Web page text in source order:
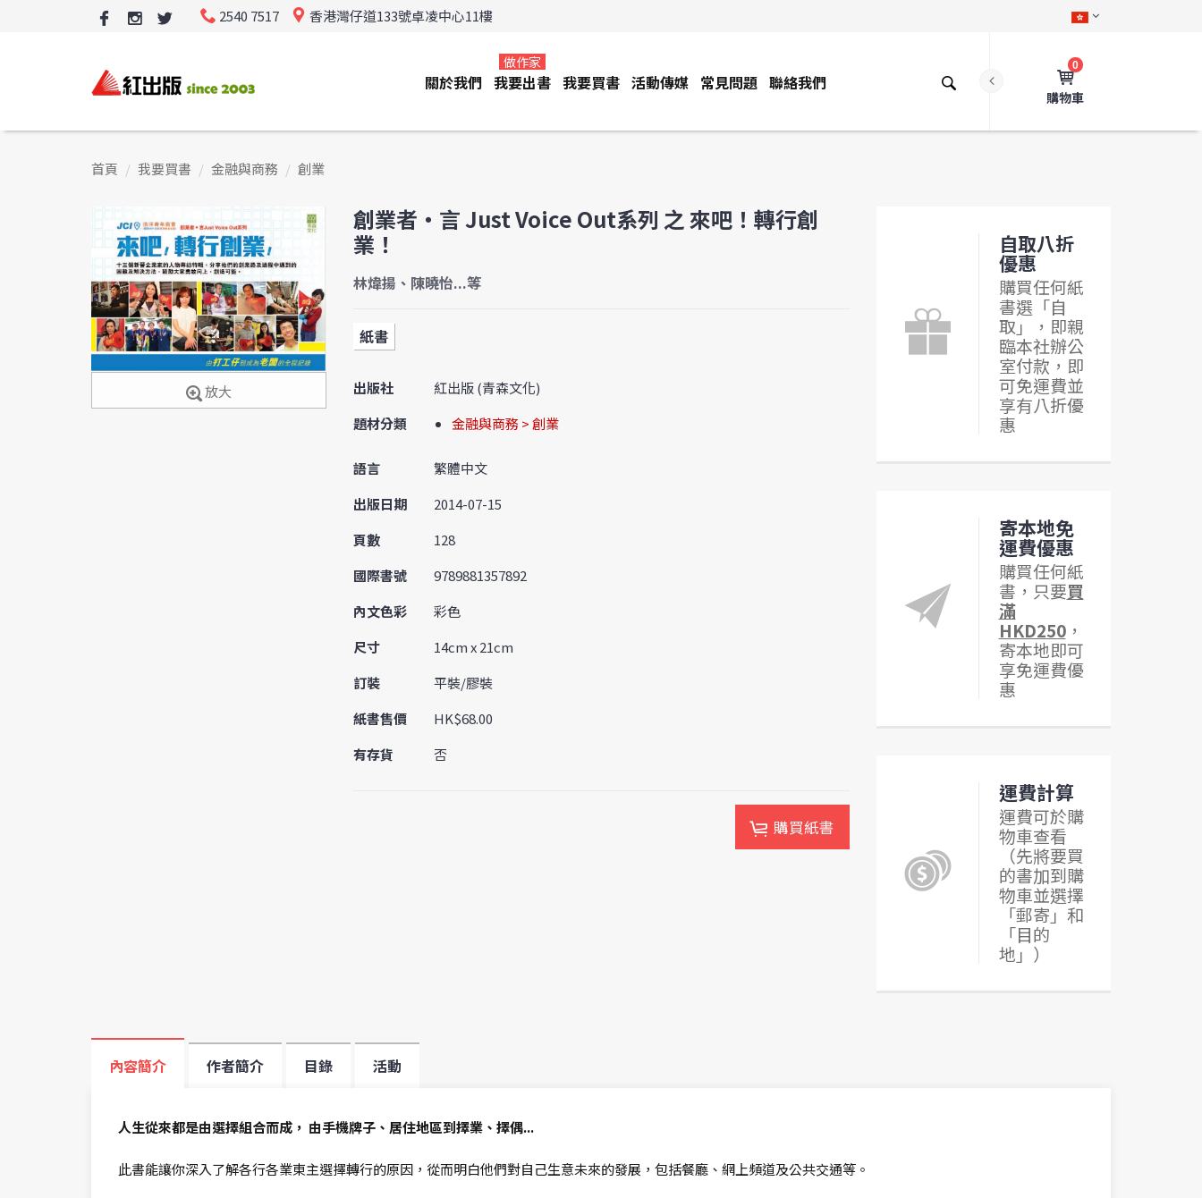
2540 7517 香港灣仔道133號卓凌中心11樓
0
購物車
關於我們 我要出書
做作家
我要買書 活動傳媒 常見問題 聯絡我們
首頁 我要買書 金融與商務 創業
放大
創業者‧言 Just Voice Out系列 之 來吧！轉行創
業！
林煒揚、陳曉怡...等
紙書
出版社
紅出版 (青森文化)
題材分類
金融與商務 > 創業
語言
繁體中文
出版日期
2014-07-15
頁數
128
國際書號
9789881357892
內文色彩
彩色
尺寸
14cm x 21cm
訂裝
平裝/膠裝
紙書售價
HK$68.00
有存貨
否
購買紙書
自取八折
優惠
購買任何紙
書選「自
取」，即親
臨本社辦公
室付款，即
可免運費並
享有八折優
惠
寄本地免
運費優惠
購買任何紙
書，只要買
滿
HKD250，
寄本地即可
享免運費優
惠
運費計算
運費可於購
物車查看
（先將要買
的書加到購
物車並選擇
「郵寄」和
「目的
地」）
內容簡介 作者簡介 目錄 活動
人生從來都是由選擇組合而成， 由手機牌子、居住地區到擇業、擇偶...
此書能讓你深入了解各行各業東主選擇轉行的原因，從而明白他們對自己生意未來的發展，包括餐廳、網上頻道及公共交通等。